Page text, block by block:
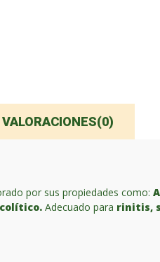
VALORACIONES(0)
por sus propiedades como:
Adecuado para rinitis,